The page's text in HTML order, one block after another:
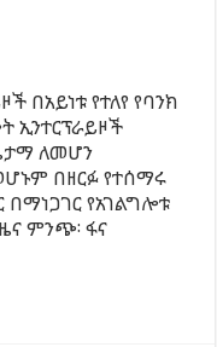
በአይነቱ የተለየ የባንክ
ኢንተርፕራይዞች
ለመሆን
በዘርፉ የተሰማሩ
የአገልግሎቱ
ምንጭ፡ ፋና